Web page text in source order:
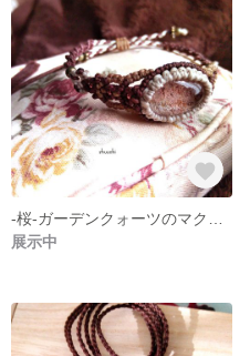
展示中